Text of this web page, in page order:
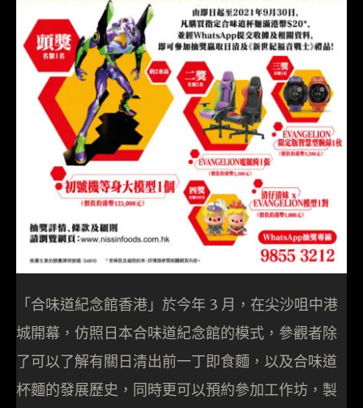
「合味道紀念館香港」於今年 3 月，在尖沙咀中港
城開幕，仿照日本合味道紀念館的模式，參觀者除
了可以了解有關日清出前一丁即食麵，以及合味道
杯麵的發展歷史，同時更可以預約參加工作坊，製